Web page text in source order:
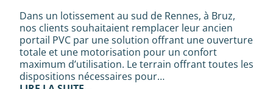
Dans un lotissement au sud de Rennes, à Bruz,
nos clients souhaitaient remplacer leur ancien
portail PVC par une solution offrant une ouverture
totale et une motorisation pour un confort
maximum d’utilisation. Le terrain offrant toutes les
dispositions nécessaires pour…